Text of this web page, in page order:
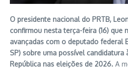
O presidente nacional do PRTB,
confirmou nesta terça-feira (16) que
avançadas com o deputado federal
SP) sobre uma possível candidatura
República nas eleições de 2026. A